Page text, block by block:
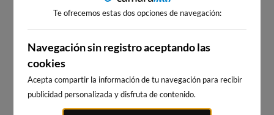
WEBCAM PLAYA DE
MUNIELLES,
WEBCAMS CERCANAS
Te ofrecemos estas dos opciones de navegación:
Navegación sin registro aceptando las
cookies
Acepta compartir la información de tu navegación para recibir
publicidad personalizada y disfruta de contenido.